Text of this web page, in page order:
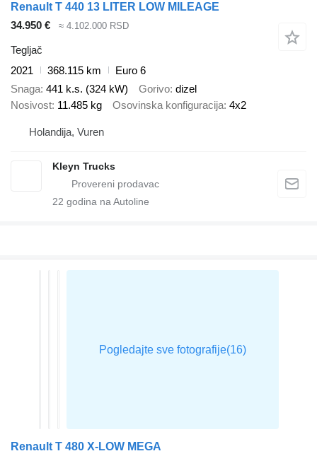
Renault T 440 13 LITER LOW MILEAGE
34.950 €
≈ 4.102.000 RSD
Tegljač
2021
368.115 km
Euro 6
Snaga 441 k.s. (324 kW) Gorivo dizel
Nosivost 11.485 kg Osovinska konfiguracija 4x2
Holandija, Vuren
Kleyn Trucks
22 godina na Autoline
Renault T 480 X-LOW MEGA